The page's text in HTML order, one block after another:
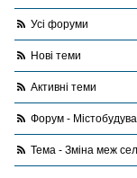
Усі форуми
Нові теми
Активні теми
Форум -
Тема - Зміна меж